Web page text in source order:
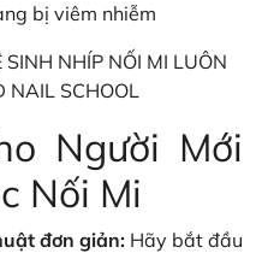
bị viêm nhiễm
Người Mới
Nối Mi
đơn giản: Hãy bắt đầu